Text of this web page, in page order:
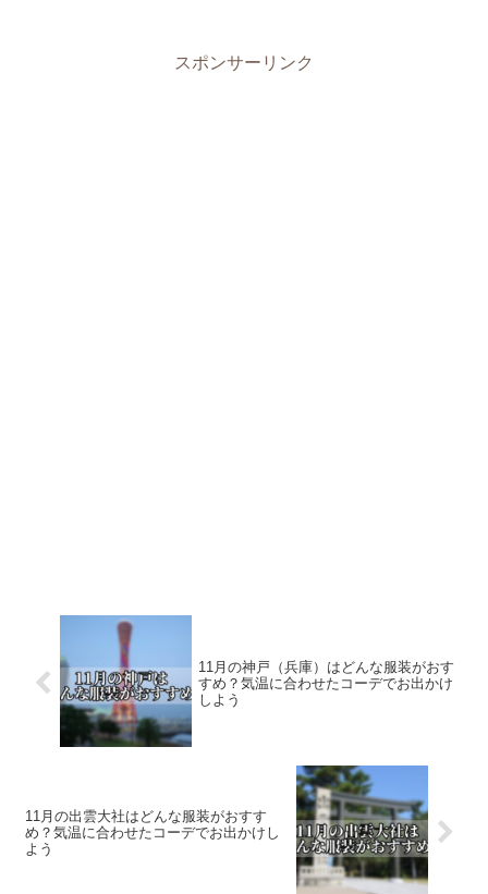
スポンサーリンク
11月の神戸（兵庫）はどんな服装がおす
すめ？気温に合わせたコーデでお出かけ
しよう
11月の出雲大社はどんな服装がおすす
め？気温に合わせたコーデでお出かけし
よう